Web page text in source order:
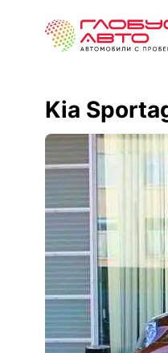
Kia